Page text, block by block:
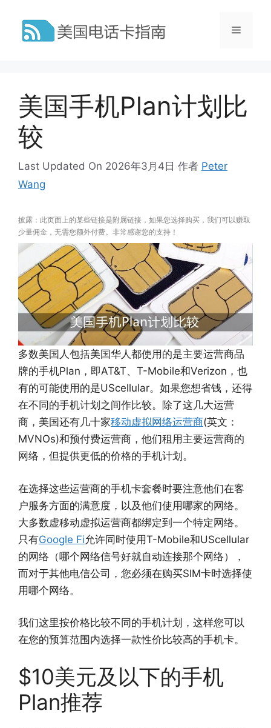
菜
美国手机Plan计划比
较
Last Updated On 2026年3月4日 作者 Peter
Wang
披露：此页面上的某些链接是附属链接，如果您选择购买，我们可以赚取
少量佣金，无需您额外付费。非常感谢您的支持！
多数美国人包括美国华人都使用的是主要运营商品
牌的手机Plan，即AT&T、T-Mobile和Verizon，也
有的可能使用的是UScellular。如果您想省钱，还得
在不同的手机计划之间作比较。除了这几大运营
商，美国还有几十家移动虚拟网络运营商(英文：
MVNOs)和预付费运营商，他们租用主要运营商的
网络，但提供更低的价格的手机计划。
在选择这些运营商的手机卡套餐时要注意他们在客
户服务方面的满意度，以及他们使用哪家的网络。
大多数虚移动虚拟运营商都绑定到一个特定网络。
只有Google Fi允许同时使用T-Mobile和UScellular
的网络（哪个网络信号好就自动连接那个网络），
而对于其他电信公司，您必须在购买SIM卡时选择使
用哪个网络。
我们这里按价格比较不同的手机计划，这样您可以
在您的预算范围内选择一款性价比较高的手机卡。
$10美元及以下的手机
Plan推荐